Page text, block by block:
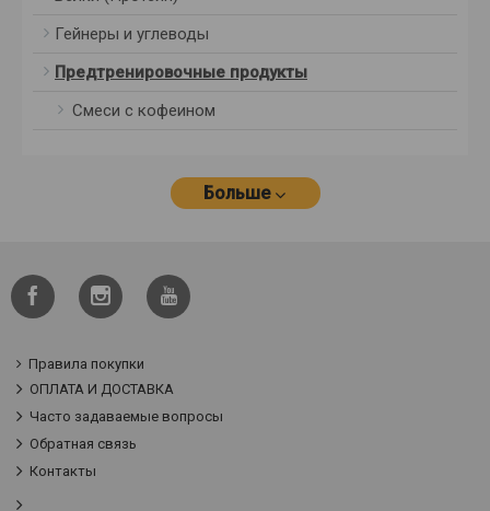
Гейнеры и углеводы
Предтренировочные продукты
Смеси с кофеином
Больше
Правила покупки
ОПЛАТА И ДОСТАВКА
Часто задаваемые вопросы
Обратная связь
Контакты